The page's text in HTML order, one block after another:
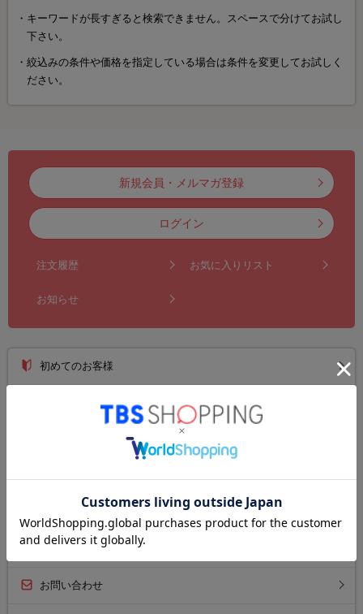
キーワードが長すぎると検索できません。スペースで分けてお試し
下さい。
絞込みの条件や価格を指定している場合は条件を変更してお試しく
ださい。
新規会員・メルマガ登録
ログイン
注文履歴 お気に入りリスト
お知らせ
初めてのお客様
ご利用ガイド
よくあるご質問
お問い合わせ